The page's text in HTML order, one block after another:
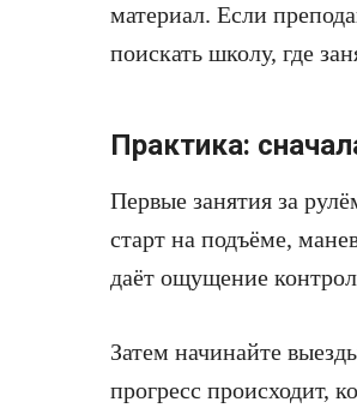
материал. Если
поискать школу, где
Практика:
Первые занятия за
старт на подъёме,
даёт ощущение
Затем начинайте
прогресс происходит,